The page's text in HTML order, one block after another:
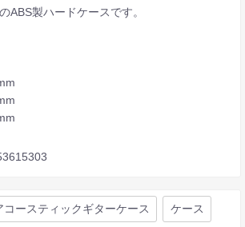
ABS製ハードケースです。
コースティックギターケース ケース